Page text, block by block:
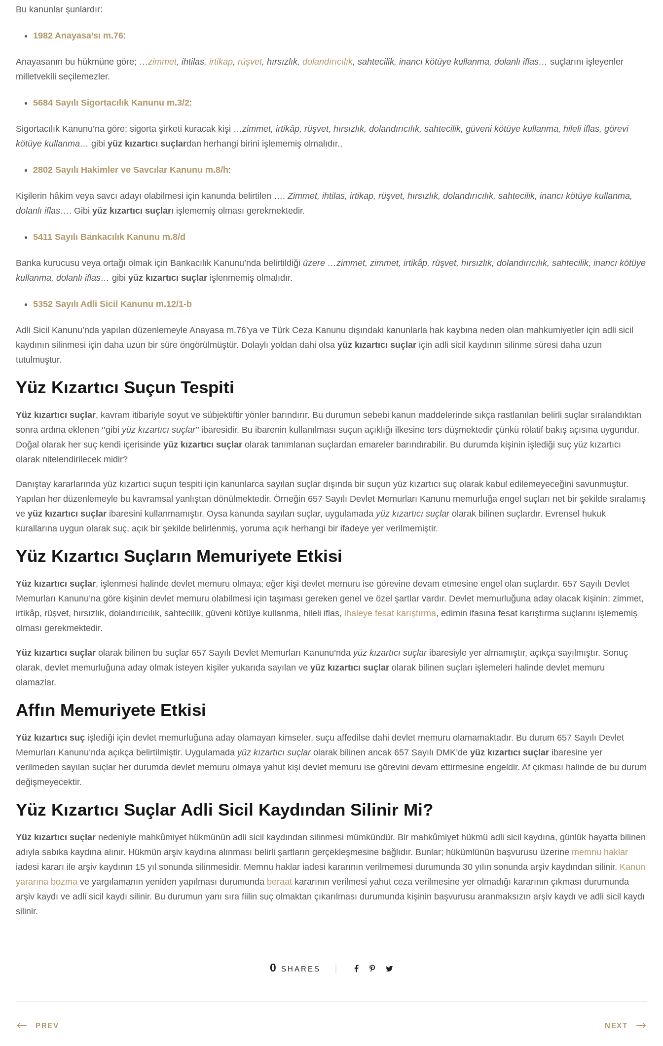
Bu kanunlar şunlardır:
1982 Anayasa’sı m.76:
Anayasanın bu hükmüne göre; …zimmet, ihtilas, irtikap, rüşvet, hırsızlık, dolandırıcılık, sahtecilik, inancı kötüye kullanma, dolanlı iflas… suçlarını işleyenler
milletvekili seçilemezler.
5684 Sayılı Sigortacılık Kanunu m.3/2:
Sigortacılık Kanunu’na göre; sigorta şirketi kuracak kişi …zimmet, irtikâp, rüşvet, hırsızlık, dolandırıcılık, sahtecilik, güveni kötüye kullanma, hileli iflas, görevi
kötüye kullanma… gibi yüz kızartıcı suçlardan herhangi birini işlememiş olmalıdır.,
2802 Sayılı Hakimler ve Savcılar Kanunu m.8/h:
Kişilerin hâkim veya savcı adayı olabilmesi için kanunda belirtilen …. Zimmet, ihtilas, irtikap, rüşvet, hırsızlık, dolandırıcılık, sahtecilik, inancı kötüye kullanma,
dolanlı iflas…. Gibi yüz kızartıcı suçları işlememiş olması gerekmektedir.
5411 Sayılı Bankacılık Kanunu m.8/d
Banka kurucusu veya ortağı olmak için Bankacılık Kanunu’nda belirtildiği üzere …zimmet, zimmet, irtikâp, rüşvet, hırsızlık, dolandırıcılık, sahtecilik, inancı kötüye
kullanma, dolanlı iflas… gibi yüz kızartıcı suçlar işlenmemiş olmalıdır.
5352 Sayılı Adli Sicil Kanunu m.12/1-b
Adli Sicil Kanunu’nda yapılan düzenlemeyle Anayasa m.76’ya ve Türk Ceza Kanunu dışındaki kanunlarla hak kaybına neden olan mahkumiyetler için adli sicil
kaydının silinmesi için daha uzun bir süre öngörülmüştür. Dolaylı yoldan dahi olsa yüz kızartıcı suçlar için adli sicil kaydının silinme süresi daha uzun
tutulmuştur.
Yüz Kızartıcı Suçun Tespiti
Yüz kızartıcı suçlar, kavram itibariyle soyut ve sübjektiftir yönler barındırır. Bu durumun sebebi kanun maddelerinde sıkça rastlanılan belirli suçlar sıralandıktan
sonra ardına eklenen ‘’gibi yüz kızartıcı suçlar’’ ibaresidir. Bu ibarenin kullanılması suçun açıklığı ilkesine ters düşmektedir çünkü rölatif bakış açısına uygundur.
Doğal olarak her suç kendi içerisinde yüz kızartıcı suçlar olarak tanımlanan suçlardan emareler barındırabilir. Bu durumda kişinin işlediği suç yüz kızartıcı
olarak nitelendirilecek midir?
Danıştay kararlarında yüz kızartıcı suçun tespiti için kanunlarca sayılan suçlar dışında bir suçun yüz kızartıcı suç olarak kabul edilemeyeceğini savunmuştur.
Yapılan her düzenlemeyle bu kavramsal yanlıştan dönülmektedir. Örneğin 657 Sayılı Devlet Memurları Kanunu memurluğa engel suçları net bir şekilde sıralamış
ve yüz kızartıcı suçlar ibaresini kullanmamıştır. Oysa kanunda sayılan suçlar, uygulamada yüz kızartıcı suçlar olarak bilinen suçlardır. Evrensel hukuk
kurallarına uygun olarak suç, açık bir şekilde belirlenmiş, yoruma açık herhangi bir ifadeye yer verilmemiştir.
Yüz Kızartıcı Suçların Memuriyete Etkisi
Yüz kızartıcı suçlar, işlenmesi halinde devlet memuru olmaya; eğer kişi devlet memuru ise görevine devam etmesine engel olan suçlardır. 657 Sayılı Devlet
Memurları Kanunu’na göre kişinin devlet memuru olabilmesi için taşıması gereken genel ve özel şartlar vardır. Devlet memurluğuna aday olacak kişinin; zimmet,
irtikâp, rüşvet, hırsızlık, dolandırıcılık, sahtecilik, güveni kötüye kullanma, hileli iflas, ihaleye fesat karıştırma, edimin ifasına fesat karıştırma suçlarını işlememiş
olması gerekmektedir.
Yüz kızartıcı suçlar olarak bilinen bu suçlar 657 Sayılı Devlet Memurları Kanunu’nda yüz kızartıcı suçlar ibaresiyle yer almamıştır, açıkça sayılmıştır. Sonuç
olarak, devlet memurluğuna aday olmak isteyen kişiler yukarıda sayılan ve yüz kızartıcı suçlar olarak bilinen suçları işlemeleri halinde devlet memuru
olamazlar.
Affın Memuriyete Etkisi
Yüz kızartıcı suç işlediği için devlet memurluğuna aday olamayan kimseler, suçu affedilse dahi devlet memuru olamamaktadır. Bu durum 657 Sayılı Devlet
Memurları Kanunu’nda açıkça belirtilmiştir. Uygulamada yüz kızartıcı suçlar olarak bilinen ancak 657 Sayılı DMK’de yüz kızartıcı suçlar ibaresine yer
verilmeden sayılan suçlar her durumda devlet memuru olmaya yahut kişi devlet memuru ise görevini devam ettirmesine engeldir. Af çıkması halinde de bu durum
değişmeyecektir.
Yüz Kızartıcı Suçlar Adli Sicil Kaydından Silinir Mi?
Yüz kızartıcı suçlar nedeniyle mahkûmiyet hükmünün adli sicil kaydından silinmesi mümkündür. Bir mahkûmiyet hükmü adli sicil kaydına, günlük hayatta bilinen
adıyla sabıka kaydına alınır. Hükmün arşiv kaydına alınması belirli şartların gerçekleşmesine bağlıdır. Bunlar; hükümlünün başvurusu üzerine memnu haklar
iadesi kararı ile arşiv kaydının 15 yıl sonunda silinmesidir. Memnu haklar iadesi kararının verilmemesi durumunda 30 yılın sonunda arşiv kaydından silinir. Kanun
yararına bozma ve yargılamanın yeniden yapılması durumunda beraat kararının verilmesi yahut ceza verilmesine yer olmadığı kararının çıkması durumunda
arşiv kaydı ve adli sicil kaydı silinir. Bu durumun yanı sıra fiilin suç olmaktan çıkarılması durumunda kişinin başvurusu aranmaksızın arşiv kaydı ve adli sicil kaydı
silinir.
0 SHARES
PREV NEXT